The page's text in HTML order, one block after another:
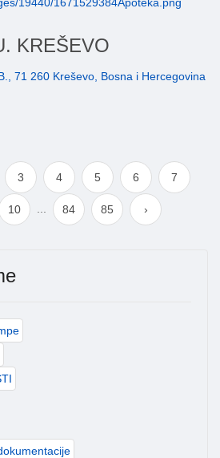
KREŠEVO
71 260 Kreševo, Bosna i Hercegovina
3 4 5 6 7
10 ... 84 85 ›